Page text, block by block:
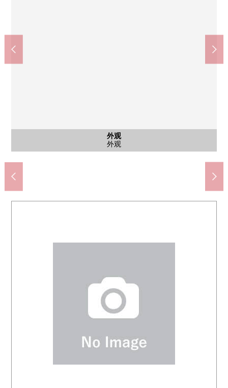
外观
外观
风景
风景(朝南)
客厅
客厅
客厅
客厅
客厅
客厅
厨房
厨房
厨房
厨房
厨房
厨房(洗碗机)
西式房间
西式房间(约4.5张塌塌米)
西式房间
西式房间(约4.5张塌塌米)
西式房间
西式房间(约4.5张塌塌米)
西式房间
西式房间(约6.0张塌塌米)
西式房间
西式房间(约6.0张塌塌米)
西式房间
西式房间(约6.0张塌塌米)
收纳
步入式衣帽间
西式房间
西式房间(约5.0张塌塌米)
公共汽车
浴室(1418尺寸)
洗脸
洗脸室
洗脸
洗脸室(收纳)
厕所
厕所(在盥洗室)
厕所
厕所
其他
室内走廊
门口
门口
阳台
阳台
阳台
阳台
入口
入口路径
入口
入口
入口
入口·howaie(集会空间)
共有部分
1楼休息室
其他
内部对讲机
共有部分
共用走廊
共有部分
电梯
共有部分
邮筒
共有部分
自行车停放处
停车场
停车场
停车场
停车场
外观
墨田区立绿小学(约570m)
墨田区立竖川中学(约230m)
阿尔卡配套元件锦糸町(约800m)